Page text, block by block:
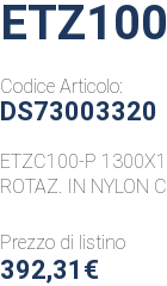
ETZ100
Codice Articolo:
DS73003320
ETZC100-P
ROTAZ. IN NYLON
Prezzo di listino
392,31€